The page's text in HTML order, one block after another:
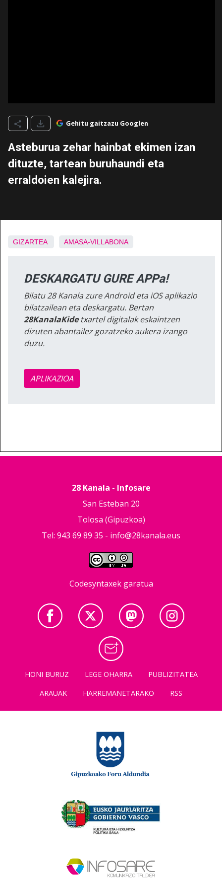
Gehitu gaitzazu Googlen
Asteburua zehar hainbat ekimen izan
dituzte, tartean buruhaundi eta
erraldoien kalejira.
GIZARTEA AMASA-VILLABONA
DESKARGATU GURE APPa!
Bilatu 28 Kanala zure Android eta iOS aplikazio
bilatzailean eta deskargatu. Bertan
28KanalaKidetxartel digitalak eskaintzen
dizuten abantailez gozatzeko aukera izango
duzu.
APLIKAZIOA
28 Kanala - Infosare
San Esteban 20
Tolosa (Gipuzkoa)
Tel: 943 69 89 35 - info@28kanala.eus
Codesyntaxek garatua
HONI BURUZ LEGE OHARRA
PUBLIZITATEA
ARAUAK
HARREMANETARAKO RSS